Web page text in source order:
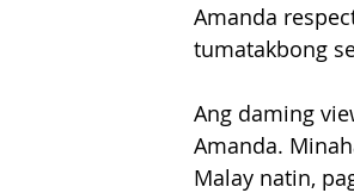
Amanda
tumatakbong
Ang daming
Amanda.
Malay natin,